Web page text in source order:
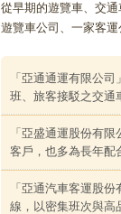
從早期的遊覽車、交
遊覽車公司、一家客運
「亞通通運有限公
班、旅客接駁之交通
「亞盛通運股份有
客戶，也多為長年配
「亞通汽車客運股
線，以密集班次與高